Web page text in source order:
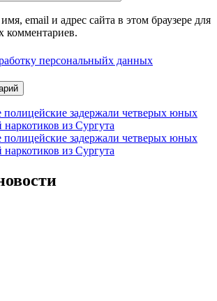
email и адрес сайта в этом браузере для
комментариев.
персональныйх данных